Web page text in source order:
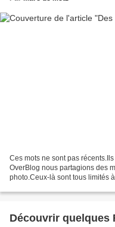
Ces mots ne sont pas
OverBlog nous partagions des
photo.Ceux-là sont tous limités
Découvrir quelques